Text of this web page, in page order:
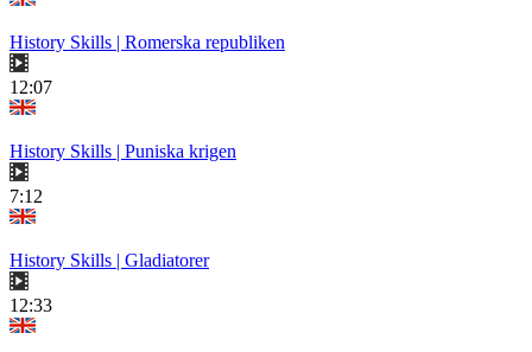
History Skills | Romerska republiken
12:07
History Skills | Puniska krigen
7:12
History Skills | Gladiatorer
12:33